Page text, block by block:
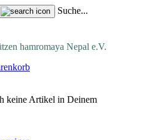
Suche...
hamromaya Nepal e.V.
keine Artikel in Deinem